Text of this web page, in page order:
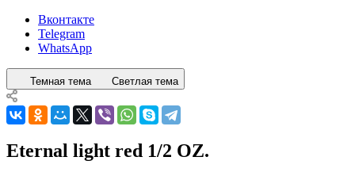
Вконтакте
Telegram
WhatsApp
Темная тема Светлая тема
Eternal light red 1/2 OZ.